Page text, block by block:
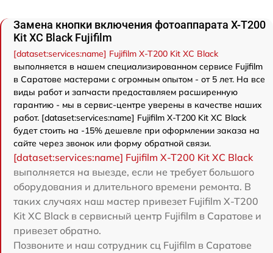
Замена кнопки включения фотоаппарата X-T200
Kit XC Black Fujifilm
[dataset:services:name] Fujifilm X-T200 Kit XC Black
выполняется в нашем специализированном сервисе Fujifilm
в Саратове мастерами с огромным опытом - от 5 лет. На все
виды работ и запчасти предоставляем расширенную
гарантию - мы в сервис-центре уверены в качестве наших
работ. [dataset:services:name] Fujifilm X-T200 Kit XC Black
будет стоить на -15% дешевле при оформлении заказа на
сайте через звонок или форму обратной связи.
[dataset:services:name] Fujifilm X-T200 Kit XC Black
выполняется на выезде, если не требует большого
оборудования и длительного времени ремонта. В
таких случаях наш мастер привезет Fujifilm X-T200
Kit XC Black в сервисный центр Fujifilm в Саратове и
привезет обратно.
Позвоните и наш сотрудник сц Fujifilm в Саратове